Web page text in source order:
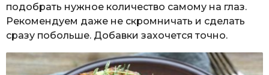
подобрать нужное количество самому на глаз.
Рекомендуем даже не скромничать и сделать
сразу побольше. Добавки захочется точно.